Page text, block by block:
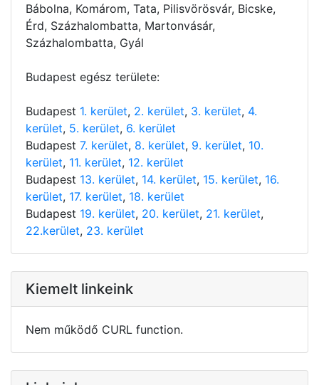
Bábolna, Komárom, Tata, Pilisvörösvár, Bicske,
Érd, Százhalombatta, Martonvásár,
Százhalombatta, Gyál
Budapest egész területe:
Budapest 1. kerület, 2. kerület, 3. kerület, 4.
kerület, 5. kerület, 6. kerület
Budapest 7. kerület, 8. kerület, 9. kerület, 10.
kerület, 11. kerület, 12. kerület
Budapest 13. kerület, 14. kerület, 15. kerület, 16.
kerület, 17. kerület, 18. kerület
Budapest 19. kerület, 20. kerület, 21. kerület,
22.kerület, 23. kerület
Kiemelt linkeink
Nem működő CURL function.